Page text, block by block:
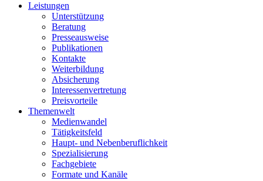
Leistungen
Unterstützung
Beratung
Presseausweise
Publikationen
Kontakte
Weiterbildung
Absicherung
Interessenvertretung
Preisvorteile
Themenwelt
Medienwandel
Tätigkeitsfeld
Haupt- und Nebenberuflichkeit
Spezialisierung
Fachgebiete
Formate und Kanäle